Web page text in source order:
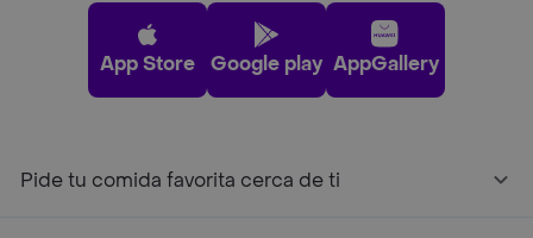
App Store Google play AppGallery
Pide tu comida favorita cerca de ti